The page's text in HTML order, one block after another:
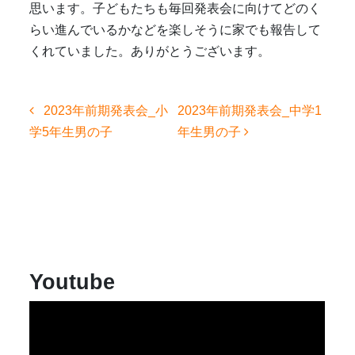
思います。子どもたちも毎回発表会に向けてどのく
らい進んでいるかなどを楽しそうに家でも報告して
くれていました。ありがとうございます。
投
ナ
2023年前期発表会_小
学5年生男の子
2023年前期発表会_中学1
年生男の子
Youtube